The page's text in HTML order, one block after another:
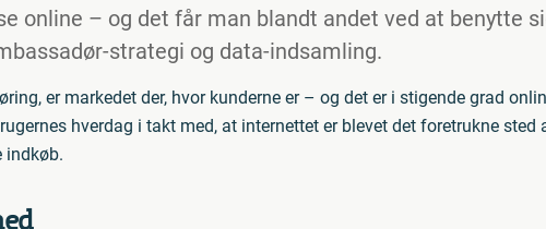
online – og det får man blandt andet ved at benytte
strategi og data-indsamling.
er markedet der, hvor kunderne er – og det er i stigende grad
hverdag i takt med, at internettet er blevet det foretrukne
indkøb.